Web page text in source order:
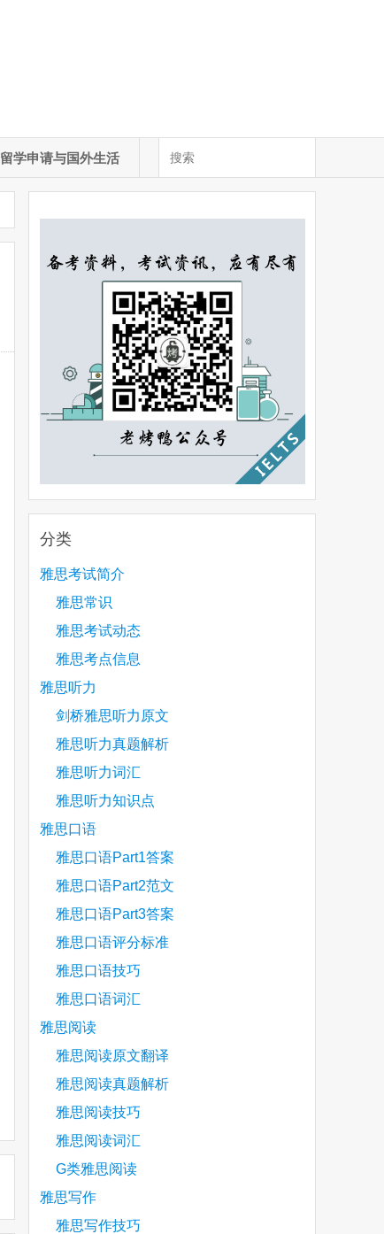
留学申请与国外生活
分类
雅思考试简介
雅思常识
雅思考试动态
雅思考点信息
雅思听力
剑桥雅思听力原文
雅思听力真题解析
雅思听力词汇
雅思听力知识点
雅思口语
雅思口语Part1答案
雅思口语Part2范文
雅思口语Part3答案
雅思口语评分标准
雅思口语技巧
雅思口语词汇
雅思阅读
雅思阅读原文翻译
雅思阅读真题解析
雅思阅读技巧
雅思阅读词汇
G类雅思阅读
雅思写作
雅思写作技巧